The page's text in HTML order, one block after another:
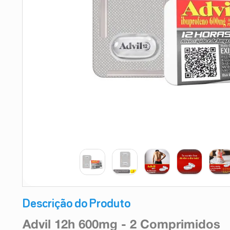
Descrição do Produto
Advil 12h 600mg - 2 Comprimidos
9º esmalte
10ºabsorvente